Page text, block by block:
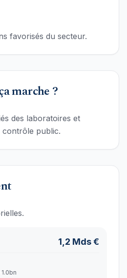
favorisés du secteur.
marche ?
des laboratoires et
contrôle public.
1,2 Mds €